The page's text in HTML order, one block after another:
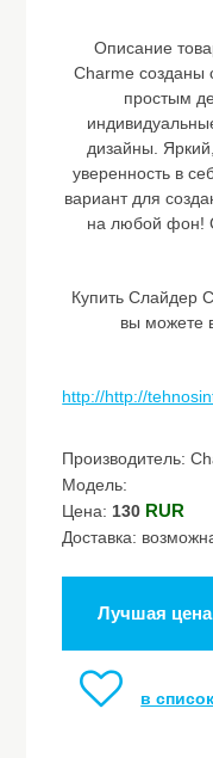
Описание
Charme созданы
простым
дизайны.
уверенность в
вариант для
на любой фон!
Купить Слайдер
вы можете
http://http://
Производитель:
Модель:
Цена: 130 RUR
Доставка:
Лучшая цена
в